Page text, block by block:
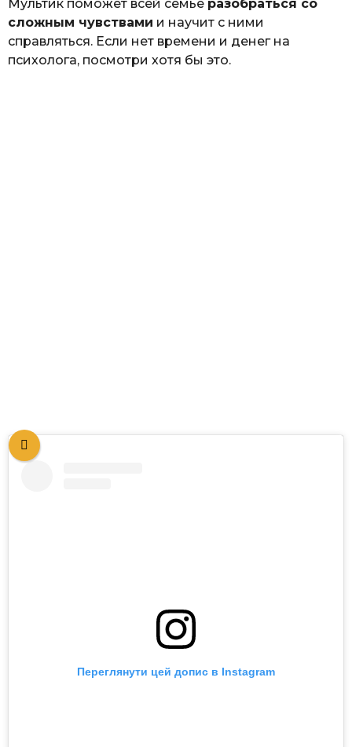
Мультик поможет всей семье разобраться со
сложным чувствами и научит с ними
справляться. Если нет времени и денег на
психолога, посмотри хотя бы это.
Переглянути цей допис в Instagram